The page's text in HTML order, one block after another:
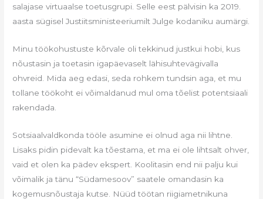
salajase virtuaalse toetusgrupi. Selle eest pälvisin ka 2019.
aasta sügisel Justiitsministeeriumilt Julge kodaniku aumärgi.
Minu töökohustuste kõrvale oli tekkinud justkui hobi, kus
nõustasin ja toetasin igapäevaselt lähisuhtevägivalla
ohvreid. Mida aeg edasi, seda rohkem tundsin aga, et mu
tollane töökoht ei võimaldanud mul oma tõelist potentsiaali
rakendada.
Sotsiaalvaldkonda tööle asumine ei olnud aga nii lihtne.
Lisaks pidin pidevalt ka tõestama, et ma ei ole lihtsalt ohver,
vaid et olen ka pädev ekspert. Koolitasin end nii palju kui
võimalik ja tänu “Südamesoov” saatele omandasin ka
kogemusnõustaja kutse. Nüüd töötan riigiametnikuna